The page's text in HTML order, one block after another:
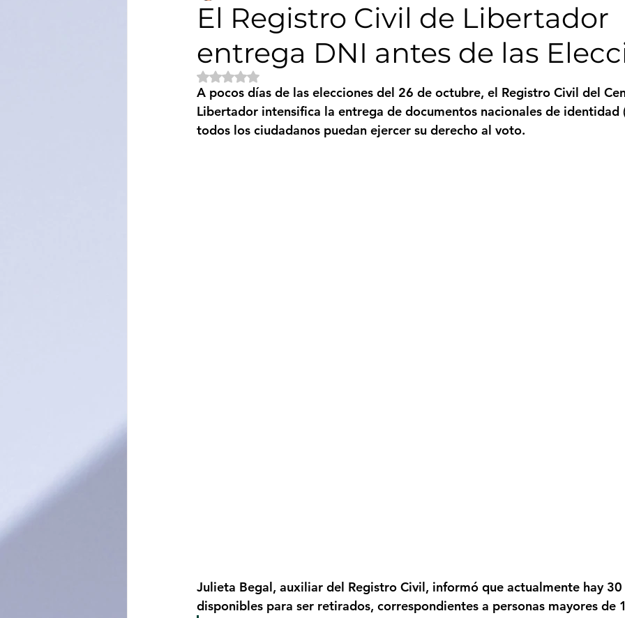
Medio ambiente Turismo Mascotas Entrevistas Historias
Sociedad Educación Femicidio Incendios Tenis de Mesa
El Registro Civil de Libertador
entrega DNI antes de las
Obtuvo NaN de 5 estrellas.
A pocos días de las elecciones del 26 de octubre, el Registro Civil del
Libertador intensifica la entrega de documentos nacionales de identidad
todos los ciudadanos puedan ejercer su derecho al voto.
Julieta Begal, auxiliar del Registro Civil, informó que actualmente hay
disponibles para ser retirados, correspondientes a personas mayores de